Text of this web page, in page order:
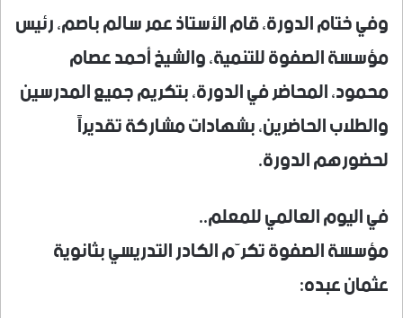
وفي ختام الدورة، قام الأستاذ عمر سالم باصم، رئيس
مؤسسة الصفوة للتنمية، والشيخ أحمد عصام
محمود، المحاضر في الدورة، بتكريم جميع المدرسين
والطلاب الحاضرين، بشهادات مشاركة تقديراً
لحضورهم الدورة.
في اليوم العالمي للمعلم..
مؤسسة الصفوة تكرّم الكادر التدريسي بثانوية
عثمان عبده: